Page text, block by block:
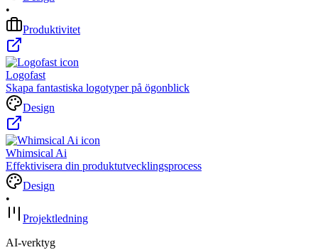
•
Produktivitet
Logofast
Skapa fantastiska logotyper på ögonblick
Design
Whimsical Ai
Effektivisera din produktutvecklingsprocess
Design
•
Projektledning
AI-verktyg